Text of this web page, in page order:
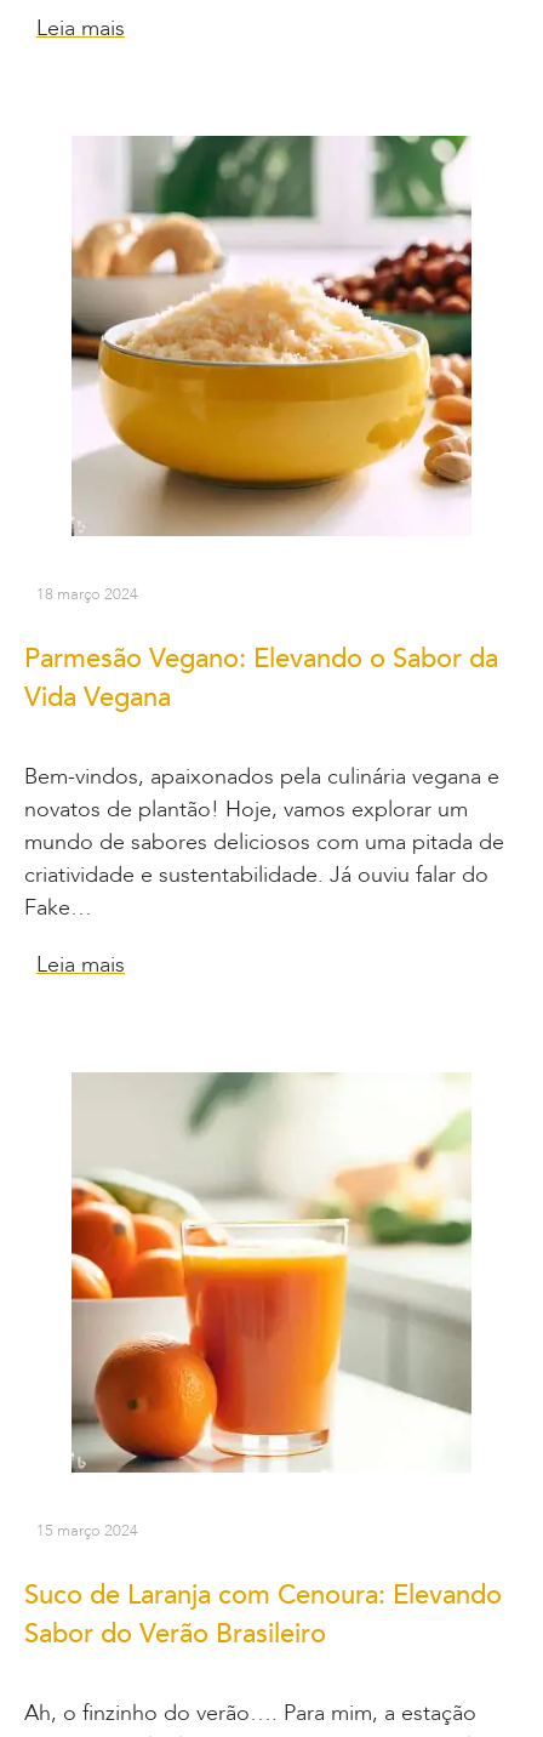
Leia mais
18 março 2024
Parmesão Vegano: Elevando o Sabor da
Vida Vegana
Bem-vindos, apaixonados pela culinária vegana e
novatos de plantão! Hoje, vamos explorar um
mundo de sabores deliciosos com uma pitada de
criatividade e sustentabilidade. Já ouviu falar do
Fake…
Leia mais
15 março 2024
Suco de Laranja com Cenoura: Elevando
Sabor do Verão Brasileiro
Ah, o finzinho do verão…. Para mim, a estação